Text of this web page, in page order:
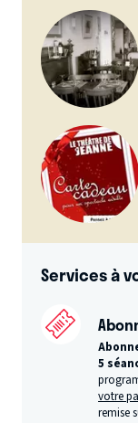
Services à
5
votre
remise